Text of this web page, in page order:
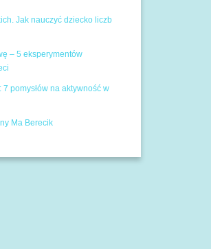
Jak nauczyć dziecko liczb
– 5 eksperymentów
pomysłów na aktywność w
Ma Berecik